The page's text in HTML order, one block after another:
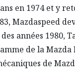
en 1974 et y
Mazdaspeed
années 1980,
de la Mazda
de